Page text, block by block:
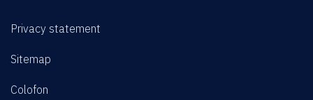
Privacy statement
Sitemap
Colofon